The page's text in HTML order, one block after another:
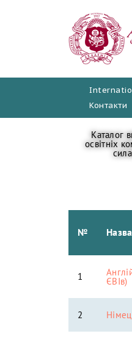
Контакти
Каталог
освітніх
№
1 ЄВІв)
2